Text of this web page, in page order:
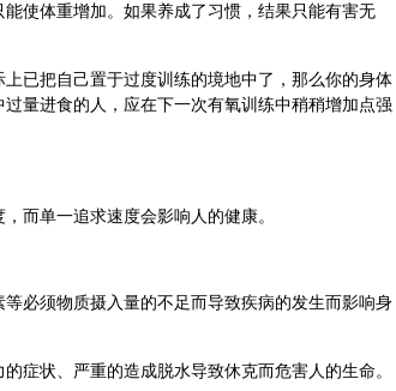
使体重增加。如果养成了习惯，结果只能有害无
已把自己置于过度训练的境地中了，那么你的身体
量进食的人，应在下一次有氧训练中稍稍增加点强
而单一追求速度会影响人的健康。
必须物质摄入量的不足而导致疾病的发生而影响身
症状、严重的造成脱水导致休克而危害人的生命。